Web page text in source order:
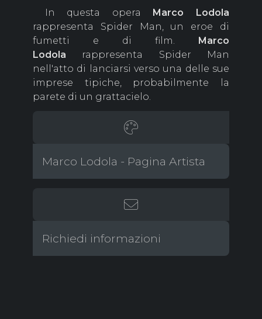
In questa opera Marco Lodola
rappresenta Spider Man, un eroe di
fumetti e di film. Marco
Lodola rappresenta Spider Man
nell'atto di lanciarsi verso una delle sue
imprese tipiche, probabilmente la
parete di un grattacielo.
Marco Lodola - Pagina Artista
Richiedi informazioni